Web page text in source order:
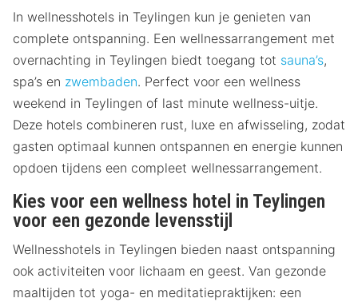
In wellnesshotels in Teylingen kun je genieten van
complete ontspanning. Een wellnessarrangement met
overnachting in Teylingen biedt toegang tot sauna’s,
spa’s en zwembaden. Perfect voor een wellness
weekend in Teylingen of last minute wellness-uitje.
Deze hotels combineren rust, luxe en afwisseling, zodat
gasten optimaal kunnen ontspannen en energie kunnen
opdoen tijdens een compleet wellnessarrangement.
Kies voor een wellness hotel in Teylingen
voor een gezonde levensstijl
Wellnesshotels in Teylingen bieden naast ontspanning
ook activiteiten voor lichaam en geest. Van gezonde
maaltijden tot yoga- en meditatiepraktijken: een